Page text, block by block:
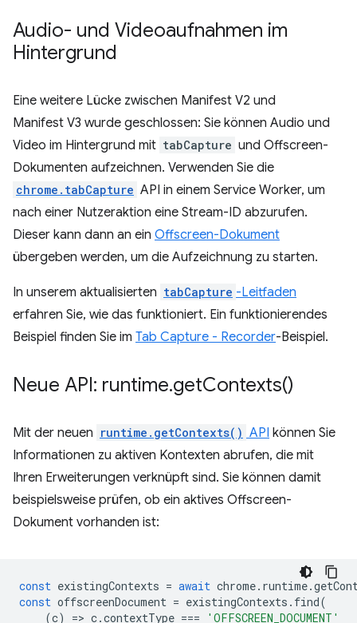
Audio- und Videoaufnahmen im
Hintergrund
Eine weitere Lücke zwischen Manifest V2 und
Manifest V3 wurde geschlossen: Sie können Audio und
Video im Hintergrund mit tabCapture und Offscreen-
Dokumenten aufzeichnen. Verwenden Sie die
chrome.tabCapture API in einem Service Worker, um
nach einer Nutzeraktion eine Stream-ID abzurufen.
Dieser kann dann an ein Offscreen-Dokument
übergeben werden, um die Aufzeichnung zu starten.
In unserem aktualisierten tabCapture -Leitfaden
erfahren Sie, wie das funktioniert. Ein funktionierendes
Beispiel finden Sie im Tab Capture - Recorder-Beispiel.
Neue API: runtime.getContexts()
Mit der neuen runtime.getContexts() API können Sie
Informationen zu aktiven Kontexten abrufen, die mit
Ihren Erweiterungen verknüpft sind. Sie können damit
beispielsweise prüfen, ob ein aktives Offscreen-
Dokument vorhanden ist:
const existingContexts = await chrome. runtime.
const offscreenDocument = existingContexts . find(
(c) => c.contextType ===
'OFFSCREEN_DOCUMENT'